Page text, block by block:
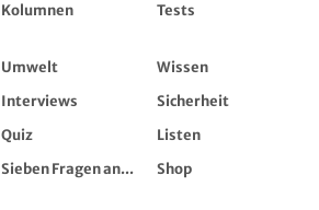
Kolumnen Tests
Umwelt
Wissen
Interviews
Sicherheit
Quiz
Listen
Sieben Fragen an...
Shop